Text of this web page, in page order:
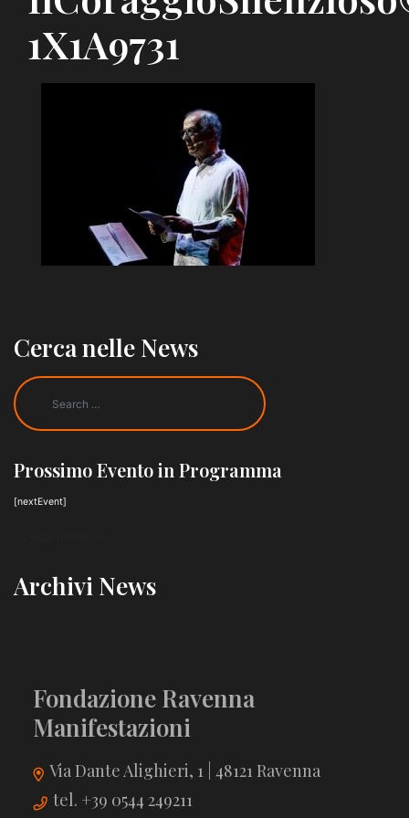
1X1A9731
Cerca nelle News
Prossimo Evento in Programma
[nextEvent]
Archivi News
Fondazione Ravenna
Manifestazioni
Via Dante Alighieri, 1 | 48121 Ravenna
tel. +39 0544 249211